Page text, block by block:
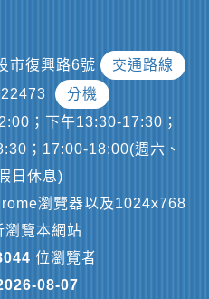
市復興路6號
交通路線
分機
；下午13:30-17:30；
；17:00-18:00(週六、
日休息)
瀏覽器以及1024x768
覽本網站
位瀏覽者
08-07